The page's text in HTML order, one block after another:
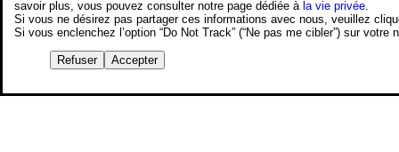
savoir plus, vous pouvez consulter notre page dédiée àla vie privée
Si vous ne désirez pas partager ces informations avec nous, veuillez
Si vous enclenchez l’option “Do Not Track” (“Ne pas me cibler”) sur
Refuser Accepter